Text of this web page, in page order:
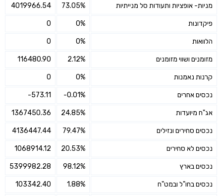
מניות- אופציות ותעודות סל מנייתיות 73.05%
4019966.54
פיקדונות 0%
0
הלוואות 0%
0
מזומנים ושווי מזומנים 2.12%
116480.90
קרנות נאמנות 0%
0
נכסים אחרים -0.01%
-573.11
אג"ח מיועדות 24.85%
1367450.36
נכסים סחירים ונזילים 79.47%
4136447.44
נכסים לא סחירים 20.53%
1068914.12
נכסים בארץ 98.12%
5399982.28
נכסים בחו"ל ובמט"ח 1.88%
103342.40